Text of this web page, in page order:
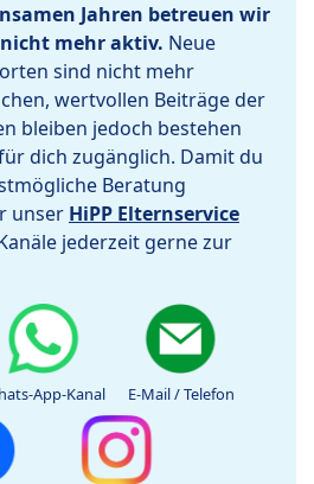
Jahren betreuen wir
mehr aktiv. Neue
sind nicht mehr
wertvollen Beiträge der
bleiben jedoch bestehen
dich zugänglich. Damit du
Beratung
unser HiPP Elternservice
jederzeit gerne zur
App-Kanal E-Mail / Telefon